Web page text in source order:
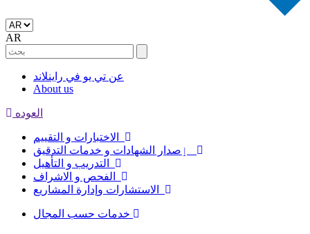
AR
عن تي يو في راينلاند
About us
العوده